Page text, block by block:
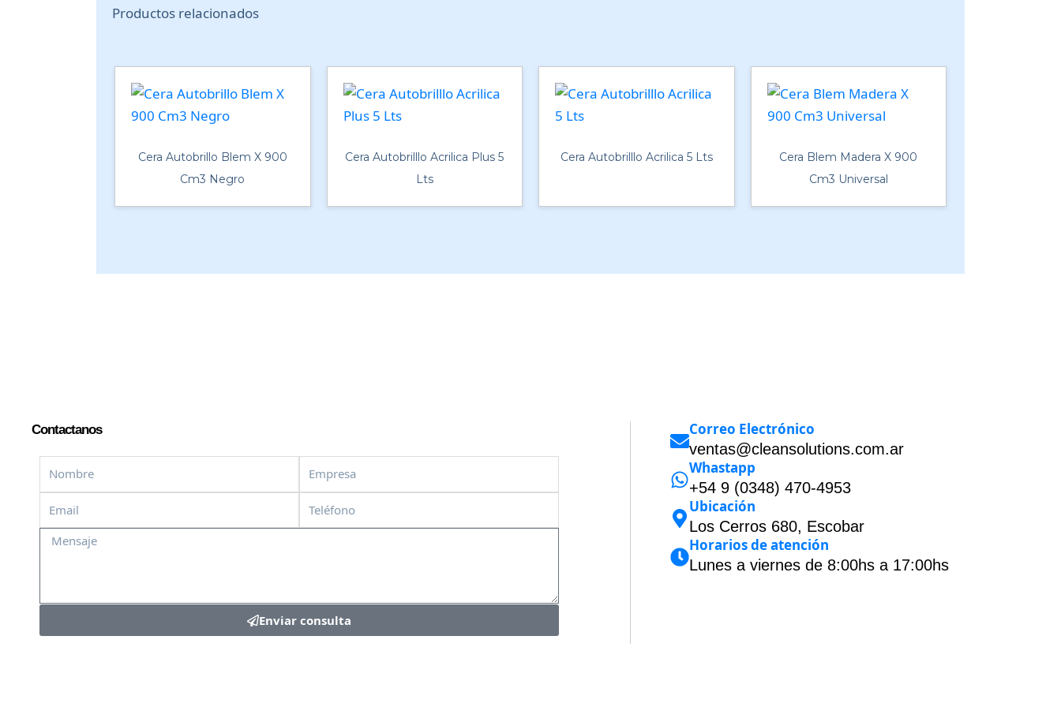
Productos relacionados
Cera Autobrillo Blem X 900
Cm3 Negro
Cera Autobrilllo Acrilica Plus 5
Lts
Cera Autobrilllo Acrilica 5 Lts
Cera Blem Madera X 900
Cm3 Universal
Contactanos
Nombre
Empresa
Teléfono
Mensaje
Enviar consulta
Correo Electrónico
ventas@cleansolutions.com.ar
Whastapp
+54 9 (0348) 470-4953
Ubicación
Los Cerros 680, Escobar
Horarios de atención
Lunes a viernes de 8:00hs a 17:00hs